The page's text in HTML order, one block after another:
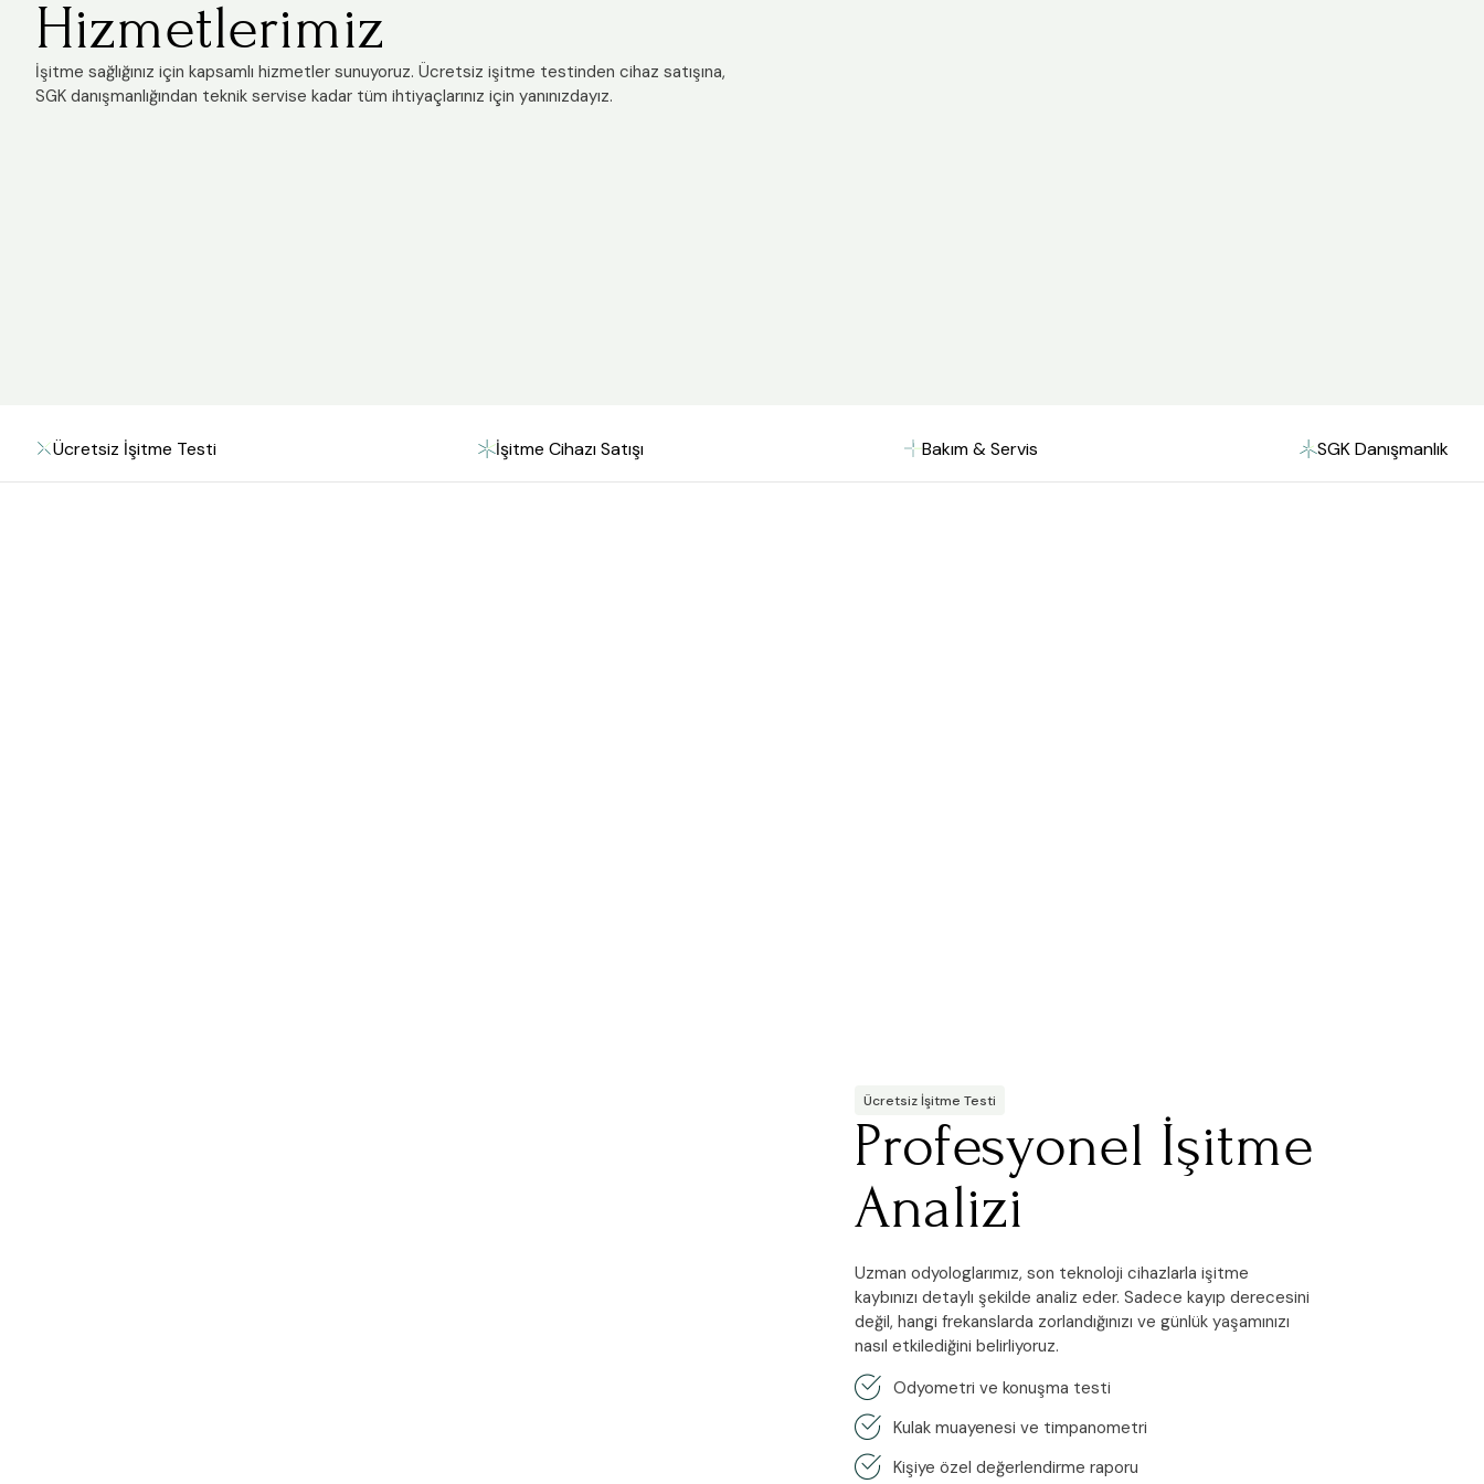
Hizmetlerimiz
İşitme sağlığınız için kapsamlı hizmetler sunuyoruz. Ücretsiz işitme testinden cihaz satışına,
SGK danışmanlığından teknik servise kadar tüm ihtiyaçlarınız için yanınızdayız.
Ücretsiz İşitme Testi İşitme Cihazı Satışı Bakım & Servis SGK Danışmanlık
Ücretsiz İşitme Testi
Profesyonel İşitme
Analizi
Uzman odyologlarımız, son teknoloji cihazlarla işitme
kaybınızı detaylı şekilde analiz eder. Sadece kayıp derecesini
değil, hangi frekanslarda zorlandığınızı ve günlük yaşamınızı
nasıl etkilediğini belirliyoruz.
Odyometri ve konuşma testi
Kulak muayenesi ve timpanometri
Kişiye özel değerlendirme raporu